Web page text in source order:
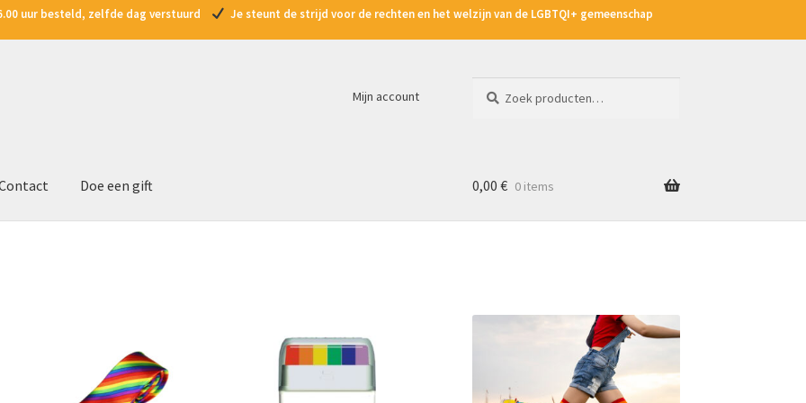
uur besteld, zelfde dag verstuurd Je steunt de strijd voor de rechten en het welzijn van de LGBTQI+ gemeenschap
Mijn account
naar:
Doe een gift 0,00 € 0 items